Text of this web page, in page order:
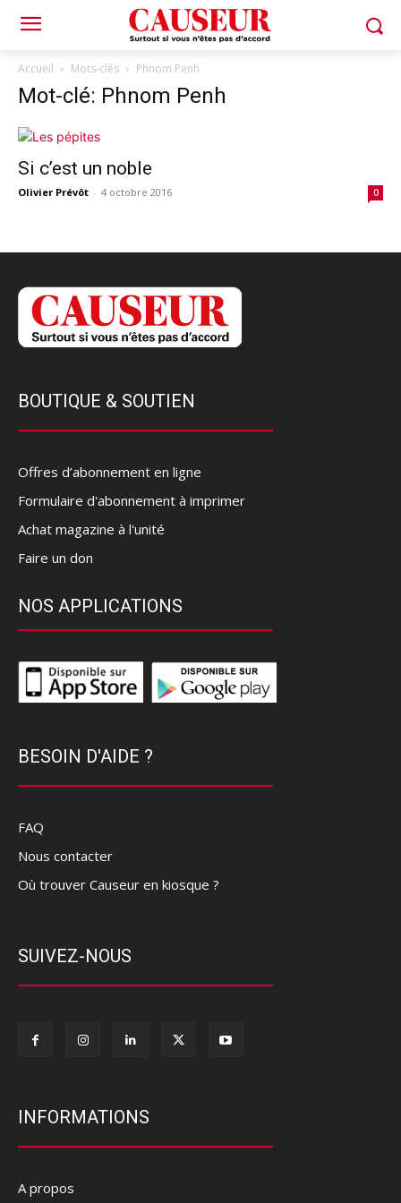
Accueil Mots-clés Phnom Penh
Mot-clé: Phnom Penh
Si c’est un noble
Olivier Prévôt - 4 octobre 2016 0
BOUTIQUE & SOUTIEN
Offres d’abonnement en ligne
Formulaire d'abonnement à imprimer
Achat magazine à l'unité
Faire un don
NOS APPLICATIONS
BESOIN D'AIDE ?
FAQ
Nous contacter
Où trouver Causeur en kiosque ?
SUIVEZ-NOUS
INFORMATIONS
A propos